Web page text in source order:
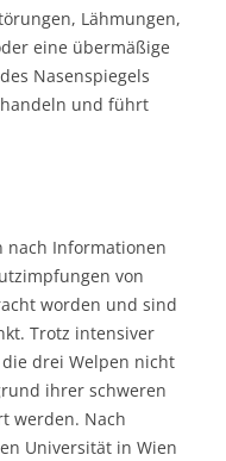
Lähmungen,
eine übermäßige
Nasenspiegels
und führt
nach Informationen
von
worden und sind
Trotz intensiver
drei Welpen nicht
ihrer schweren
werden. Nach
Universität in Wien